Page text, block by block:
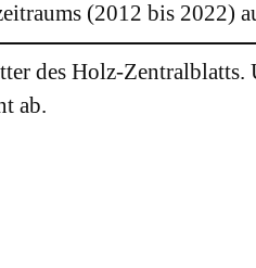
(2012 bis 2022)
des Holz-Zentralblatts.
ab.